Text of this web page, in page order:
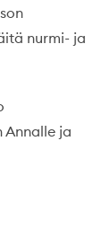
nurmi- ja
Annalle ja